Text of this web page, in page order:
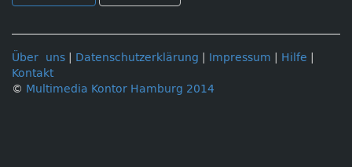
Über uns Datenschutzerklärung Impressum Hilfe
Kontakt
© Multimedia Kontor Hamburg 2014